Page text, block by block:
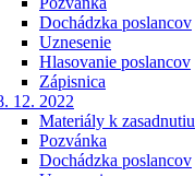
Dochádzka poslancov
Uznesenie
Hlasovanie poslancov
Zápisnica
12. 2022
Materiály k zasadnutiu
Pozvánka
Dochádzka poslancov